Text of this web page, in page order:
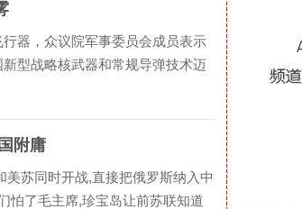
器，众议院军事委员会成员表示
型战略核武器和常规导弹技术迈
附庸
苏同时开战,直接把俄罗斯纳入中
怕了毛主席,珍宝岛让前苏联知道